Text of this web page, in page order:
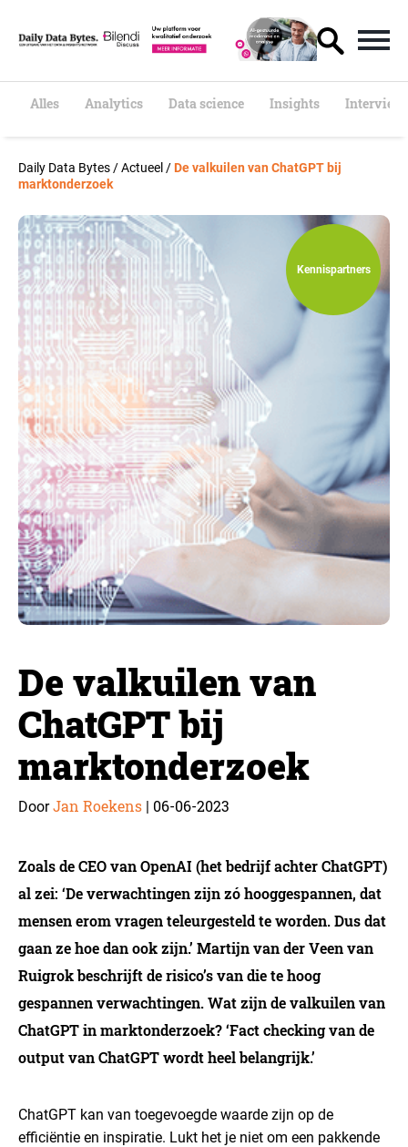
t
Alles Analytics Data science Insights
Daily Data Bytes /Actueel /De valkuilen van ChatGPT bij
marktonderzoek
De valkuilen van
ChatGPT bij
marktonderzoek
DoorJan Roekens | 06-06-2023
Zoals de CEO van OpenAI (het bedrijf achter ChatGPT)
al zei: ‘De verwachtingen zijn zó hooggespannen, dat
mensen erom vragen teleurgesteld te worden. Dus dat
gaan ze hoe dan ook zijn.’ Martijn van der Veen van
Ruigrok beschrijft de risico’s van die te hoog
gespannen verwachtingen. Wat zijn de valkuilen van
ChatGPT in marktonderzoek? ‘Fact checking van de
output van ChatGPT wordt heel belangrijk.’
ChatGPT kan van toegevoegde waarde zijn op de
efficiëntie en inspiratie. Lukt het je niet om een pakkende